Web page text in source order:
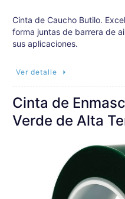
Cinta de Caucho Butilo.
forma juntas de barrera de
sus aplicaciones.
Ver detalle
Cinta de
Verde de Alta